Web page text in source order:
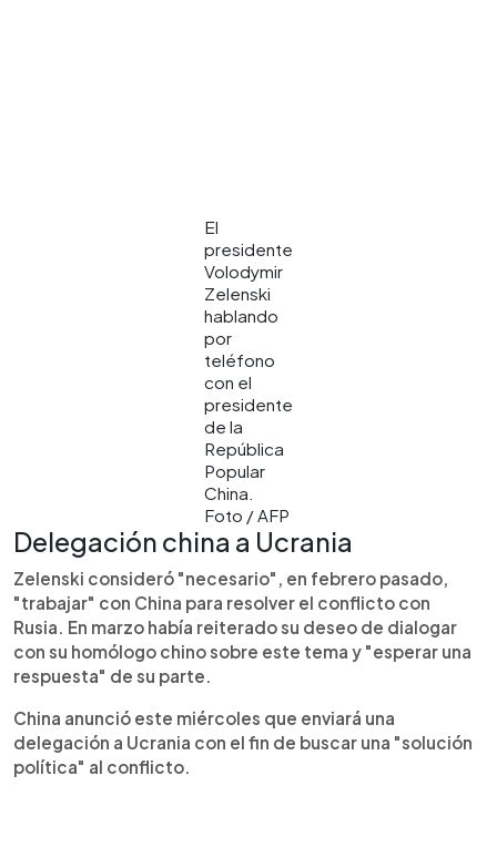
El
presidente
Volodymir
Zelenski
hablando
por
teléfono
con el
presidente
de la
República
Popular
China.
Foto / AFP
Delegación china a Ucrania
Zelenski consideró "necesario", en febrero pasado,
"trabajar" con China para resolver el conflicto con
Rusia. En marzo había reiterado su deseo de dialogar
con su homólogo chino sobre este tema y "esperar una
respuesta" de su parte.
China anunció este miércoles que enviará una
delegación a Ucrania con el fin de buscar una "solución
política" al conflicto.